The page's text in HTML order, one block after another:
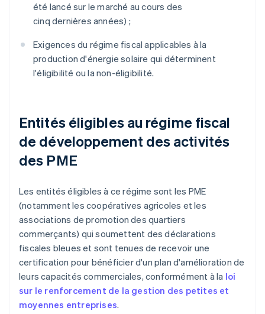
été lancé sur le marché au cours des
cinq dernières années) ;
Exigences du régime fiscal applicables à la
production d'énergie solaire qui déterminent
l'éligibilité ou la non-éligibilité.
Entités éligibles au régime fiscal
de développement des activités
des PME
Les entités éligibles à ce régime sont les PME
(notamment les coopératives agricoles et les
associations de promotion des quartiers
commerçants) qui soumettent des déclarations
fiscales bleues et sont tenues de recevoir une
certification pour bénéficier d'un plan d'amélioration de
leurs capacités commerciales, conformément à la loi
sur le renforcement de la gestion des petites et
moyennes entreprises.